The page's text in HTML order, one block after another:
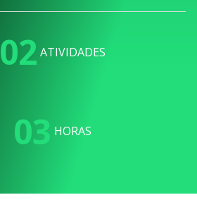
02 ATIVIDADES
03 HORAS